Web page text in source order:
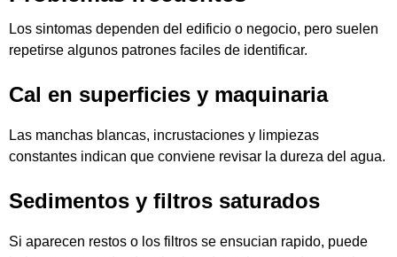
Los sintomas dependen del edificio o negocio, pero suelen
repetirse algunos patrones faciles de identificar.
Cal en superficies y maquinaria
Las manchas blancas, incrustaciones y limpiezas
constantes indican que conviene revisar la dureza del agua.
Sedimentos y filtros saturados
Si aparecen restos o los filtros se ensucian rapido, puede